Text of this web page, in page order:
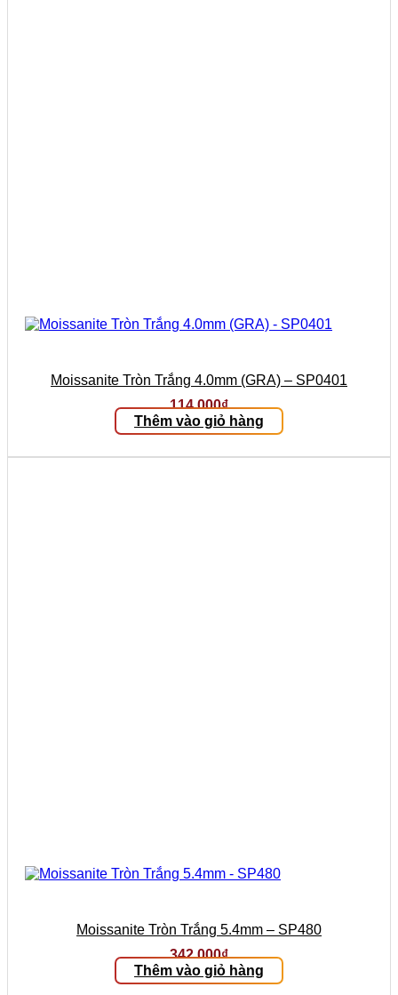
Moissanite Tròn Trắng 4.0mm (GRA) – SP0401
114.000₫
Thêm vào giỏ hàng
Moissanite Tròn Trắng 5.4mm – SP480
342.000₫
Thêm vào giỏ hàng